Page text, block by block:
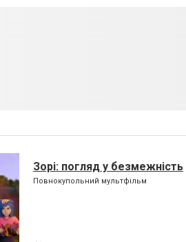
Зорі: погляд у безмежність
Повнокупольний мультфільм